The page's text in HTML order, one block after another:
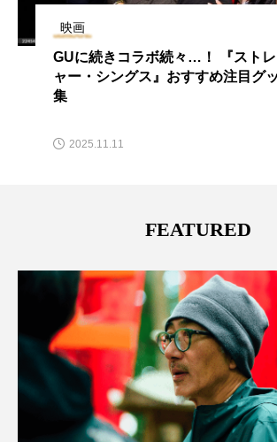
映画
第2回「日本モンゴル映画祭」大阪
催へ——モンゴルを五感で体感する
作品を1週間限定上映
2026.06.03
FEATURED